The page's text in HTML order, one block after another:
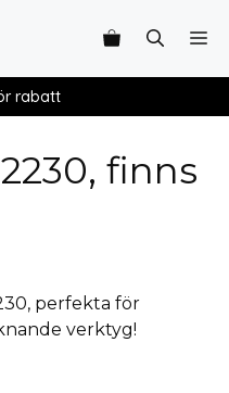
rabatt
finns
perfekta för
verktyg!